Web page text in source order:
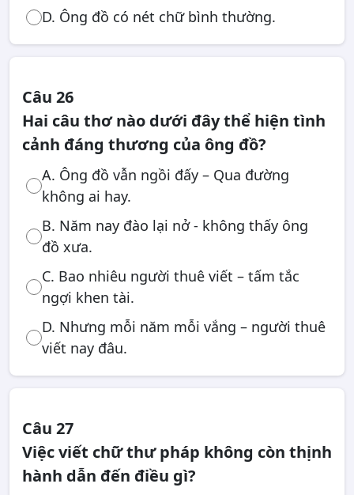
D. Ông đồ có nét chữ bình thường.
Câu 26
Hai câu thơ nào dưới đây thể hiện tình
cảnh đáng thương của ông đồ?
A. Ông đồ vẫn ngồi đấy – Qua đường
không ai hay.
B. Năm nay đào lại nở - không thấy ông
đồ xưa.
C. Bao nhiêu người thuê viết – tấm tắc
ngợi khen tài.
D. Nhưng mỗi năm mỗi vắng – người thuê
viết nay đâu.
Câu 27
Việc viết chữ thư pháp không còn thịnh
hành dẫn đến điều gì?